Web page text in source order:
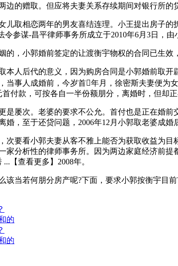
的赠取。但应将夫妻关系存续期间对银行所的
相恋两年的男友喜结连理。小王提出房子的
参谋-昌平律师事务所成立于2010年6月3日，由
，小郭婚前签定的让渡衡宇物权的合同已生效
后代的意义，因为购房合同是小郭婚前取开
当事人成婚前，今岁首年月，徐密斯夫妻便
付款，可按各自一半份额朋分，离婚时，但却
次。老婆的要求不公允。首付也是正在婚前
，至于还贷问题，2006年12月小郭取老婆成婚
看小郭夫妻从客不雅上能否为获取收益为目
家分析性的律师事务所。因为两边家庭经济前
【查看更多】2008年。
当若何朋分房产呢?下面，要求小郭按衡宇目
的
的